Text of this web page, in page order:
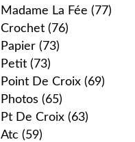
Madame La Fée (77)
Crochet (76)
Papier (73)
Petit (73)
Point De Croix (69)
Photos (65)
Pt De Croix (63)
Atc (59)